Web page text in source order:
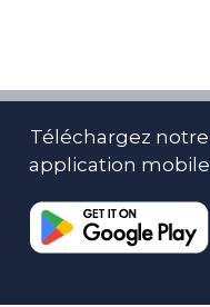
Téléchargez notre
application mobile